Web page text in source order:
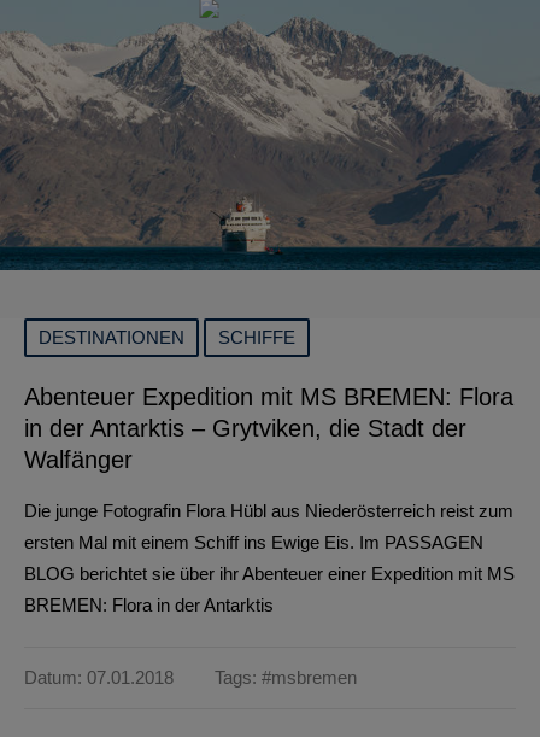
DESTINATIONEN SCHIFFE
Abenteuer Expedition mit MS BREMEN: Flora
in der Antarktis – Grytviken, die Stadt der
Walfänger
Die junge Fotografin Flora Hübl aus Niederösterreich reist zum
ersten Mal mit einem Schiff ins Ewige Eis. Im PASSAGEN
BLOG berichtet sie über ihr Abenteuer einer Expedition mit MS
BREMEN: Flora in der Antarktis
Datum: 07.01.2018 Tags: #msbremen